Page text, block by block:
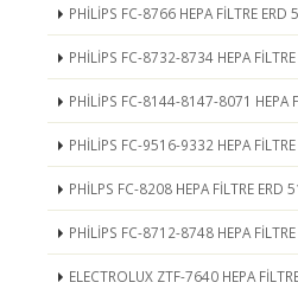
PHİLİPS FC-8766 HEPA FİLTRE ERD
PHİLİPS FC-8732-8734 HEPA
PHİLİPS FC-8144-8147-8071 HEPA
PHİLİPS FC-9516-9332 HEPA
PHİLPS FC-8208 HEPA FİLTRE ERD
PHİLİPS FC-8712-8748 HEPA
ELECTROLUX ZTF-7640 HEPA